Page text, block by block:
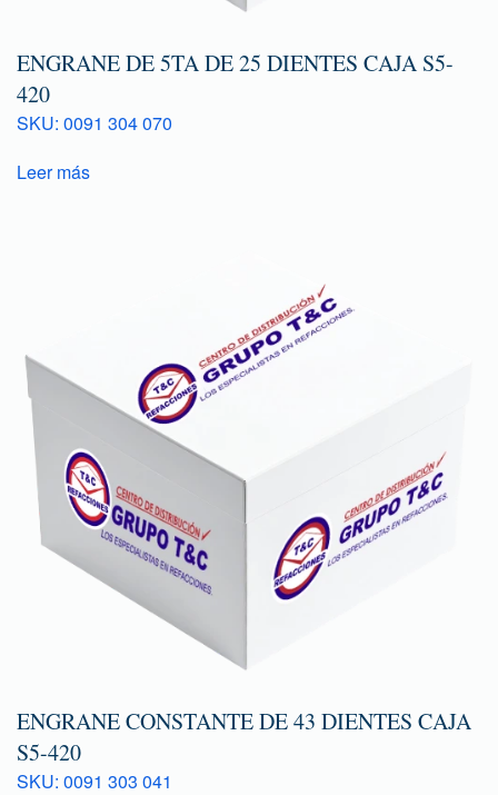
ENGRANE DE 5TA DE 25 DIENTES CAJA S5-
420
SKU: 0091 304 070
Leer más
ENGRANE CONSTANTE DE 43 DIENTES CAJA
S5-420
SKU: 0091 303 041